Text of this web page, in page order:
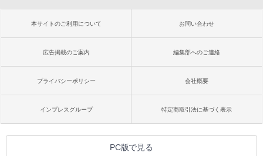
本サイトのご利用について お問い合わせ
広告掲載のご案内 編集部へのご連絡
プライバシーポリシー 会社概要
インプレスグループ 特定商取引法に基づく表示
PC版で見る